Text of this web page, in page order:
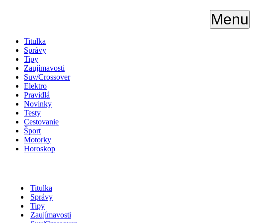
Menu
Titulka
Správy
Tipy
Zaujímavosti
Suv/Crossover
Elektro
Pravidlá
Novinky
Testy
Cestovanie
Šport
Motorky
Horoskop
Titulka
Správy
Tipy
Zaujímavosti